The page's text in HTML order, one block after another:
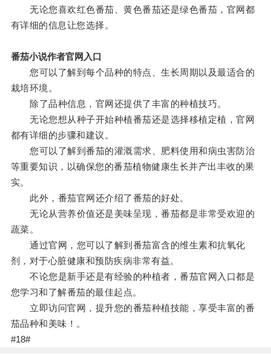
无论您喜欢红色番茄、黄色番茄还是绿色番茄，官网都
有详细的信息让您选择。
番茄小说作者官网入口
您可以了解到每个品种的特点、生长周期以及最适合的
栽培环境。
除了品种信息，官网还提供了丰富的种植技巧。
无论您想从种子开始种植番茄还是选择移植定植，官网
都有详细的步骤和建议。
您可以了解到番茄的灌溉需求、肥料使用和病虫害防治
等重要知识，以确保您的番茄植物健康生长并产出丰收的果
实。
此外，番茄官网还介绍了番茄的好处。
无论从营养价值还是美味呈现，番茄都是非常受欢迎的
蔬菜。
通过官网，您可以了解到番茄富含的维生素和抗氧化
剂，对于心脏健康和预防疾病非常有益。
不论您是新手还是有经验的种植者，番茄官网入口都是
您学习和了解番茄的最佳起点。
立即访问官网，提升您的番茄种植技能，享受丰富的番
茄品种和美味！。
#18#